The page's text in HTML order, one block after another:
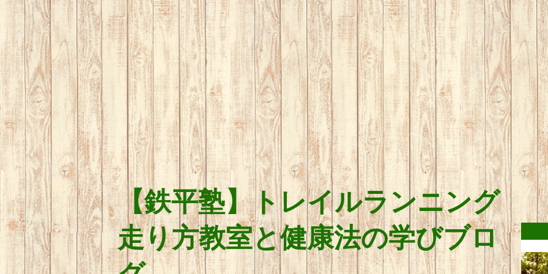
【鉄平塾】トレイルランニング
走り方教室と健康法の学びブロ